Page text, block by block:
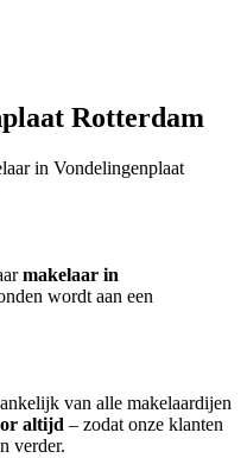
Rotterdam
in Vondelingenplaat
makelaar in
wordt aan een
van alle makelaardijen
altijd – zodat onze klanten
verder.